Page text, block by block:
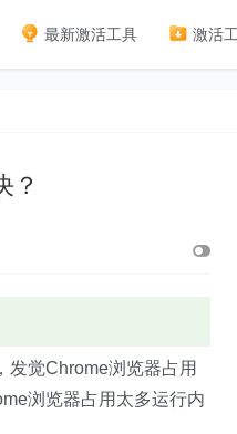
最新激活工具 激活
？
觉Chrome浏览器占用
浏览器占用太多运行内